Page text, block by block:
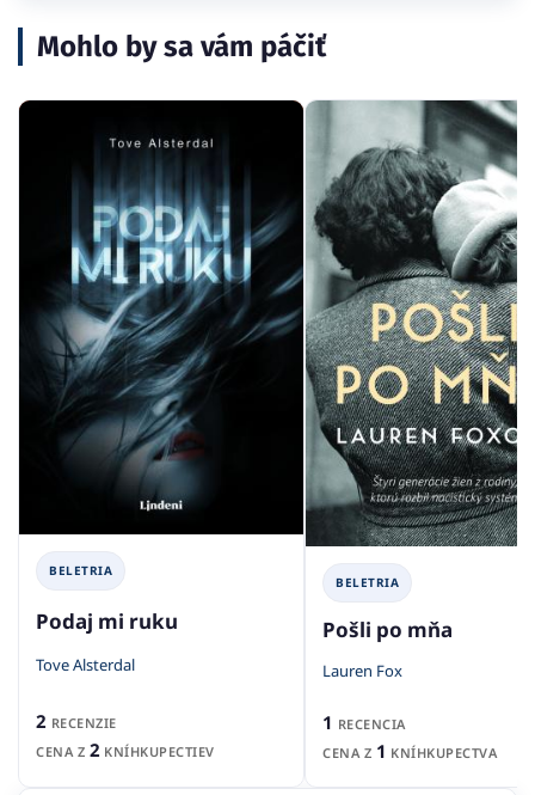
Mohlo by sa vám páčiť
BELETRIA
Podaj mi ruku
Tove Alsterdal
2 RECENZIE
CENA Z 2 KNÍHKUPECTIEV
BELETRIA
Pošli po mňa
Lauren Fox
1 RECENCIA
CENA Z 1 KNÍHKUPECTVA